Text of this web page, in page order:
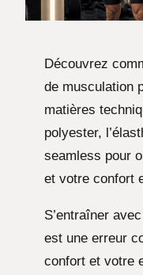
Découvrez
de musculation
matières
polyester,
seamless pour
et votre confort
S’entraîner
est une erreur
confort et votre